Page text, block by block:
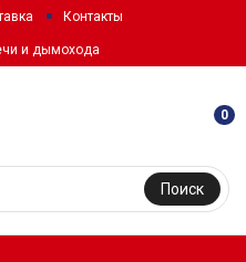
Контакты
и дымохода
Поиск
0